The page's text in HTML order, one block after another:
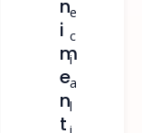
N
I
M
E
N
T
e
c
i
a
l